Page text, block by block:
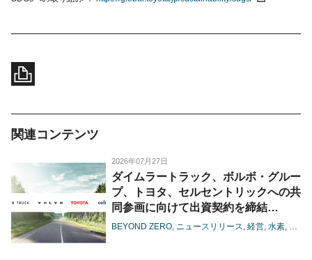
関連コンテンツ
2026年07月27日
ダイムラートラック、ボルボ・グルー
プ、トヨタ、セルセントリックへの共
同参画に向けて出資契約を締結
-燃料電池の大型商用領域における協
BEYOND ZERO ニュースリリース 経営 水素 電池